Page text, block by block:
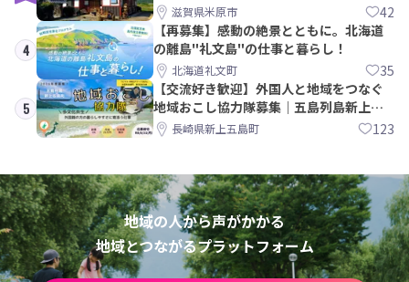
滋賀県米原市 42
4
【再募集】感動の絶景とともに。北海道
の離島"礼文島"の仕事と暮らし！
北海道礼文町 35
5
【交流好き歓迎】外国人と地域をつなぐ
地域おこし協力隊募集｜五島列島新上五
島町長崎県新上五島町 123
地域の人から声がかかる
地域とつながるプラットフォーム